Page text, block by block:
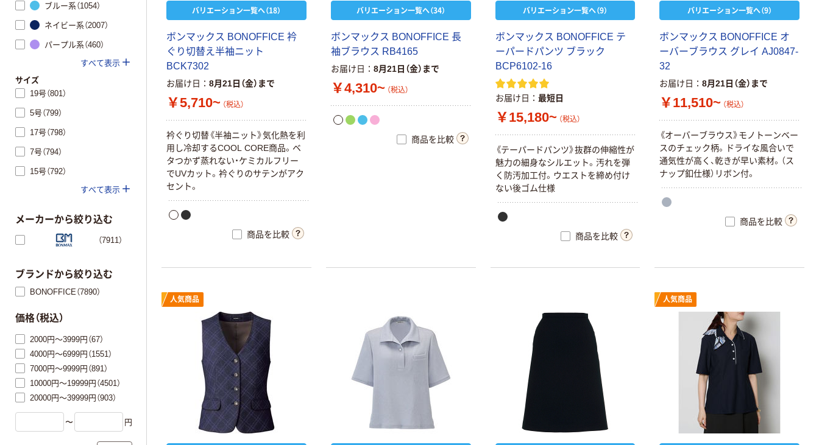
バリエーション一覧へ（18）
ボ ンマ ック ス BONOFF CE 衿
ぐ り切替え 半袖ニ ッ ト
BCK7302
お届け日 8月21日（金）まで
￥5,710~ （税込）
衿ぐ り切替《半袖ニッ ト》気化熱を利
用 し冷却するCOOL CORE商品。 ベ
タつかず蒸れない・ケミカ ルフ リ ー
でUVカ ッ ト。 衿ぐ り のサテンがアク
セン ト。
商品を比較
バリエーション一覧へ（34）
ボ ンマ ック ス BONOFFI CE 長
袖ブラ ウ ス RB4165
お届け日 8月21日（金）まで
￥4,310~ （税込）
商品を比較
バリエーション一覧へ（9）
ボ ンマ ック ス BONOFFI CE テ
ーパー ドパンツ ブラ ック
BCP6102-16
お届け日 最短日
￥15,180~ （税込）
《テーパー ド パンツ》抜群の伸縮性が
魅力の細身なシルエッ ト。 汚れを弾
く 防汚加工付。 ウエス トを締め付け
ない後ゴ ム仕様
商品を比較
バリエーション一覧へ（9）
ボ ンマ ック ス BONOFF ICE オ
ーバーブラ ウ ス グ レイ AJ0847-
32
お届け日 8月21日（金）まで
￥11,510~ （税込）
《オーバーブラウス》モ ノ トーンベー
スのチェ ック柄。 ド ライな風合いで
通気性が高 く 、乾きが早い素材。 （ス
ナップ釦仕様） リ ボン付。
商品を比較
人気商品 人気商品
ブルー系（1054）
ネイビー系（2007）
パープル系（460）
すべて表示
サイズ
19号（801）
5号（799）
17号（798）
7号（794）
15号（792）
すべて表示
メーカーから絞り込む
（7911）
ブランドから絞り込む
BONOFFICE（7890）
価格（税込）
2000円～3999円（67）
4000円～6999円（1551）
7000円～9999円（891）
10000円～19999円（4501）
20000円～39999円（903）
〜 円